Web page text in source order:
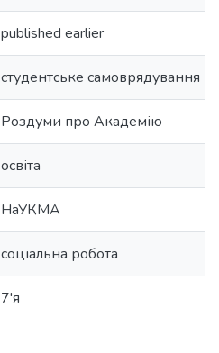
published earlier
студентське самоврядування
Роздуми про Академію
освіта
НаУКМА
соціальна робота
7'я